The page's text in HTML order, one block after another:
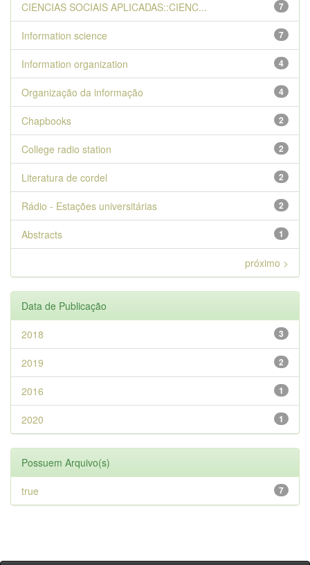
7
CIENCIAS SOCIAIS APLICADAS::CIENC...
7
Information science
4
Information organization
4
Organização da informação
2
Chapbooks
2
College radio station
2
Literatura de cordel
2
Rádio - Estações universitárias
1
Abstracts
próximo >
Data de Publicação
3
2018
2
2019
1
2016
1
2020
Possuem Arquivo(s)
7
true